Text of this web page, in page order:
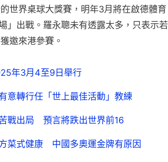
世界桌球大獎賽，明年3月將在啟德體育
」出戰。羅永聰未有透露太多，只表示若
邀來港參賽。
年3月4至9日舉行
轉行任「世上最佳活動」教練
戰出局 預言將跌出世界前16
菜式健康 中國多奧運金牌有原因